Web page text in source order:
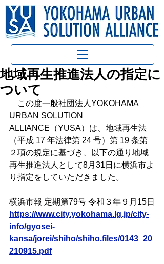
地域再生推進法人の指定に
ついて
この度一般社団法人YOKOHAMA
URBAN SOLUTION
ALLIANCE（YUSA）は、地域再生法
（平成 17 年法律第 24 号）第 19 条第
２項の規定に基づき、以下の通り地域
再生推進法人として8月31日に横浜市よ
り指定をしていただきました。
横浜市報 定期第79号 令和３年９月15日
https://www.city.yokohama.lg.jp/city-
info/gyosei-
kansa/jorei/shiho/shiho.files/0143_20
210915.pdf